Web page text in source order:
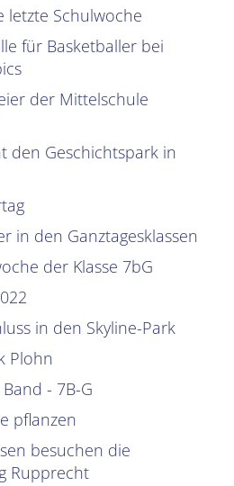
letzte Schulwoche
für Basketballer bei
der Mittelschule
den Geschichtspark in
in den Ganztagesklassen
der Klasse 7bG
in den Skyline-Park
Plohn
- 7B-G
pflanzen
besuchen die
Rupprecht